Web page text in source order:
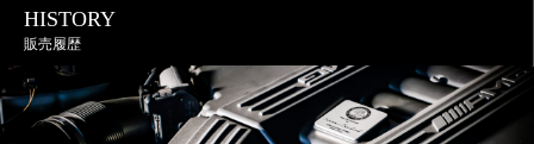
HISTORY
販売履歴